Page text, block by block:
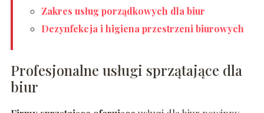
Zakres usług porządkowych dla biur
Dezynfekcja i higiena przestrzeni biurowych
Profesjonalne usługi sprzątające dla
biur